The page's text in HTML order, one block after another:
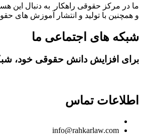
ما در مرکز حقوقی راهکار به دنبال این
و همچنین با تولید و انتشار آموزش های
شبکه های اجتماعی ما
برای افزایش دانش حقوقی خود،
اطلاعات تماس
info@rahkarlaw.com